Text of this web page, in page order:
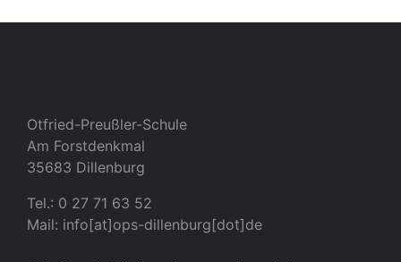
Otfried-Preußler-Schule
Am Forstdenkmal
35683 Dillenburg
Tel.: 0 27 71 63 52
Mail: info[at]ops-dillenburg[dot]de